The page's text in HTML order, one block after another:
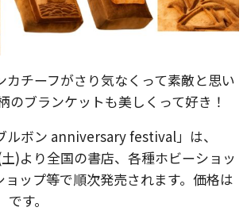
カチーフがさり気なくって素敵と思い
ブランケットも美しくって好き！
ルボン anniversary festival」は、
)より全国の書店、各種ホビーショッ
ョップ等で順次発売されます。価格は
す。